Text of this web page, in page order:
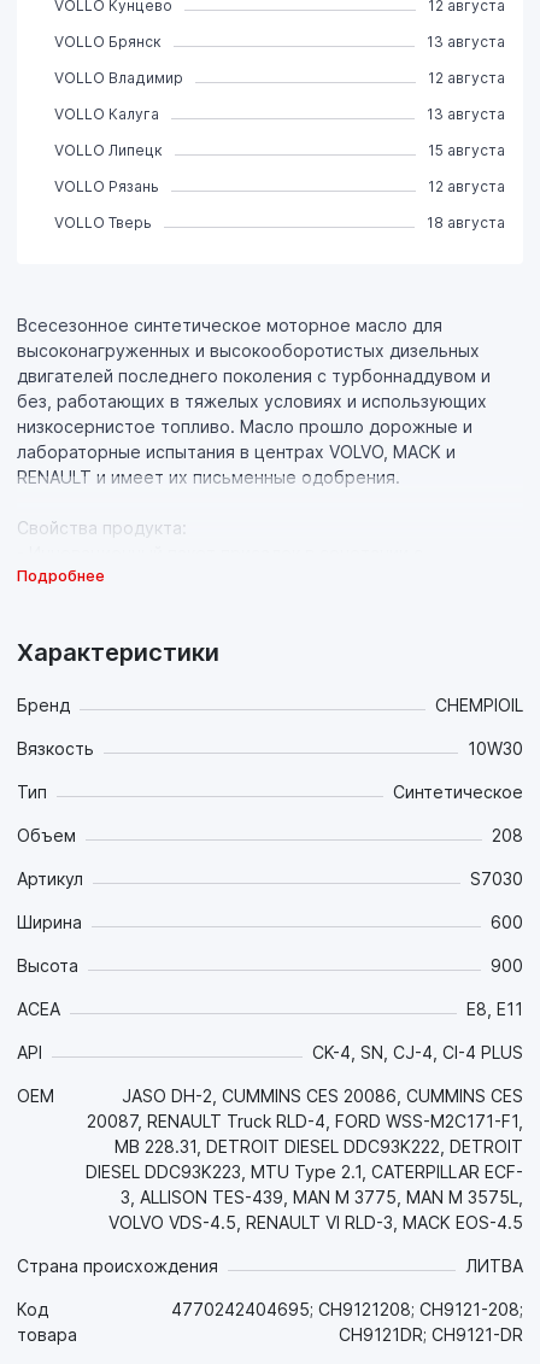
Всесезонное синтетическое моторное масло для
высоконагруженных и высокооборотистых дизельных
двигателей последнего поколения с турбоннаддувом и
без, работающих в тяжелых условиях и использующих
низкосернистое топливо. Масло прошло дорожные и
лабораторные испытания в центрах VOLVO, MACK и
RENAULT и имеет их письменные одобрения.
Свойства продукта:
синтетической основой высочайшего качества с
температур, обеспечивает непревзойдённые
свойства, что значительно продлевает ресурс техники на
достаточно широком диапазоне температур окружающей
среды и обеспечивает существенную экономию топлива;
синтетической основой придают маслу повышенную
превосходными моюще-диспергирующими свойствами и
лакообразование, предотвращает образование
отложений всех видов и поддерживает в идеальной
группы, на протяжении всего интервала между заменами;
маслу стойкость к старению, а за счет пониженной
испаряемости и повышенной температуры вспышки
снижает расход масла «на угар», что позволяет
применять его в двигателях с увеличенным интервалом
замены масла (Long Life до 90 000 км) и обычных;
- За счёт синтетической основы последнего поколения
оптимальной вязкости обладает отличными
низкотемпературными свойствами, в том числе низкой
температурой застывания, что обеспечивает
проворачиваемость узлов двигателя при низких
температурах, лёгкий «холодный пуск» (до -30 ºC) и
Подробнее
Характеристики
Бренд CHEMPIOIL
Вязкость 10W30
Тип Синтетическое
Объем 208
Артикул S7030
Ширина 600
Высота 900
ACEA E8, E11
API CK-4, SN, CJ-4, CI-4 PLUS
OEM
JASO DH-2, CUMMINS CES 20086, CUMMINS CES
20087, RENAULT Truck RLD-4, FORD WSS-M2C171-F1,
MB 228.31, DETROIT DIESEL DDC93K222, DETROIT
DIESEL DDC93K223, MTU Type 2.1, CATERPILLAR ECF-
3, ALLISON TES-439, MAN M 3775, MAN M 3575L,
VOLVO VDS-4.5, RENAULT VI RLD-3, MACK EOS-4.5
Страна происхождения ЛИТВА
Код
товара
4770242404695; CH9121208; CH9121-208;
CH9121DR; CH9121-DR
VOLLO Кунцево
12 августа
VOLLO Брянск
13 августа
VOLLO Владимир
12 августа
VOLLO Калуга
13 августа
VOLLO Липецк
15 августа
VOLLO Рязань
12 августа
VOLLO Тверь
18 августа